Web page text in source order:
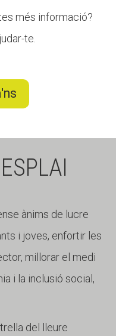
més informació?
te.
ànims de lucre
i joves, enfortir les
millorar el medi
i la inclusió social,
del lleure